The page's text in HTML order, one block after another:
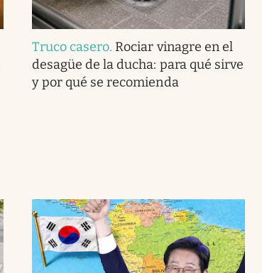
Truco casero. Rociar vinagre en el
desagüe de la ducha: para qué sirve
y por qué se recomienda